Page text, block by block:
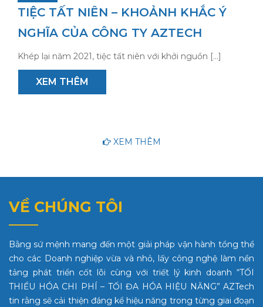
TIỆC TẤT NIÊN – KHOẢNH KHẮC Ý
NGHĨA CỦA CÔNG TY AZTECH
Khép lại năm 2021, tiệc tất niên với khởi nguồn […]
XEM THÊM
XEM THÊM
VỀ CHÚNG TÔI
Bằng sứ mệnh mang đến một giải pháp vận hành tổng thể
cho các Doanh nghiệp vừa và nhỏ, lấy công nghệ làm nền
tảng phát triển cốt lõi cùng với triết lý kinh doanh “TỐI
THIỂU HÓA CHI PHÍ – TỐI ĐA HÓA HIỆU NĂNG” AZTech
tin rằng sẽ cải thiện đáng kể hiệu năng trong từng giai đoạn